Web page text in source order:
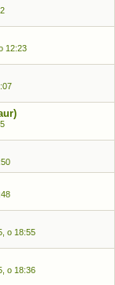
12:23
o 18:55
o 18:36